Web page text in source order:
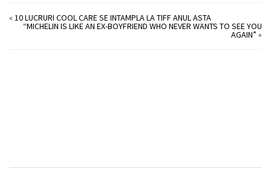
«10 LUCRURI COOL CARE SE INTAMPLA LA TIFF ANUL ASTA
“MICHELIN IS LIKE AN EX-BOYFRIEND WHO NEVER WANTS TO SEE YOU
AGAIN” »